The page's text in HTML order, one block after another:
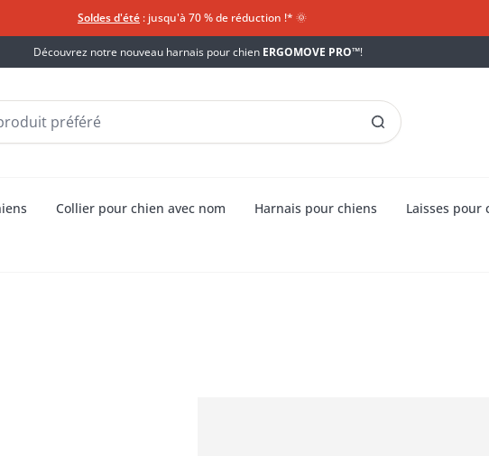
Soldes d'été : jusqu'à 70 % de réduction !*​ 🌞
Découvrez notre nouveau harnais pour chien ERGOMOVE PRO™!
Collier pour chien avec nom Harnais pour chiens
Laisses pour